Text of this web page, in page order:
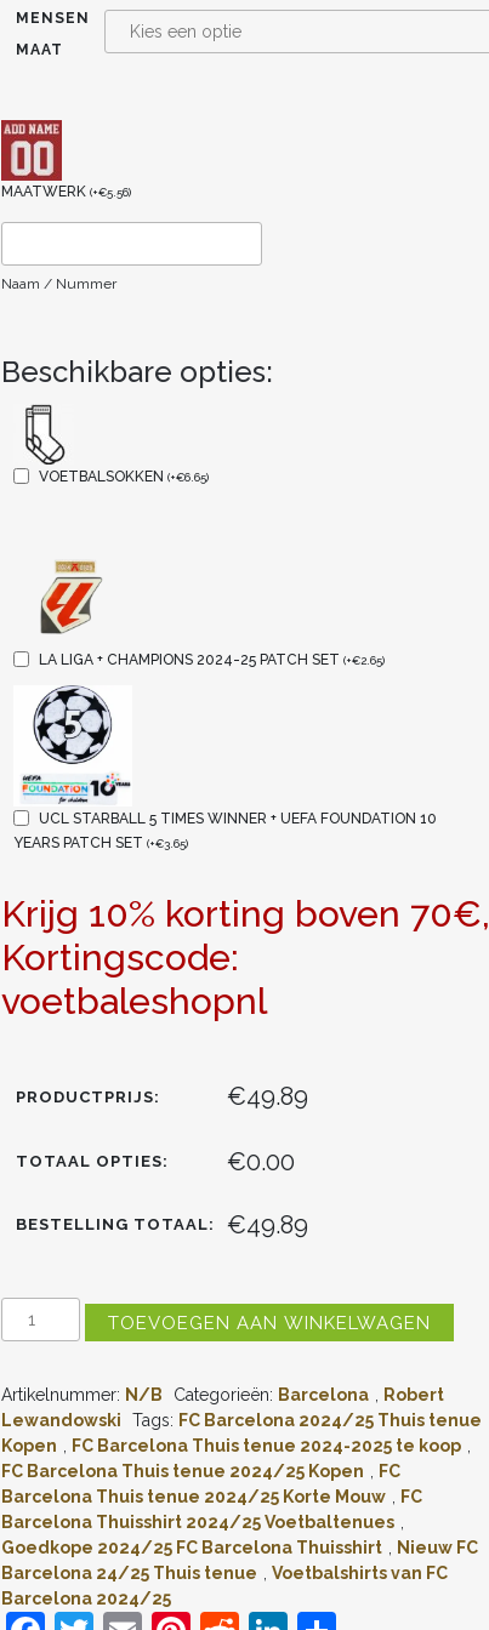
MENSEN
MAAT
MAATWERK(+€5.56)
Naam / Nummer
Beschikbare opties:
VOETBALSOKKEN(+€6.65)
LA LIGA + CHAMPIONS 2024-25 PATCH SET(+€2.65)
UCL STARBALL 5 TIMES WINNER + UEFA FOUNDATION 10
YEARS PATCH SET(+€3.65)
Krijg 10% korting boven 70€,
Kortingscode:
voetbaleshopnl
PRODUCTPRIJS: €49.89
TOTAAL OPTIES: €0.00
BESTELLING TOTAAL: €49.89
LEWANDOWSKI
#9
THUISSHIRT
2024-
2025
KORTE
MOUW
(+
KORTE
BROEKEN)
AANTAL
TOEVOEGEN AAN WINKELWAGEN
Artikelnummer: N/B Categorieën: Barcelona , Robert
Lewandowski
Tags: FC Barcelona 2024/25 Thuis tenue
Kopen , FC Barcelona Thuis tenue 2024-2025 te koop ,
FC Barcelona Thuis tenue 2024/25 Kopen , FC
Barcelona Thuis tenue 2024/25 Korte Mouw , FC
Barcelona Thuisshirt 2024/25 Voetbaltenues ,
Goedkope 2024/25 FC Barcelona Thuisshirt , Nieuw FC
Barcelona 24/25 Thuis tenue ,Voetbalshirts van FC
Barcelona 2024/25